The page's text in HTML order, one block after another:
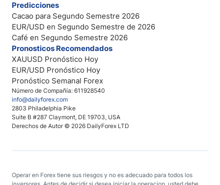
Número de Compañía: 611928540
info@dailyforex.com
2803 Philadelphia Pike
Suite B #287 Claymont, DE 19703, USA
Derechos de Autor © 2026 DailyForex LTD
Predicciones
Cacao para Segundo Semestre 2026
EUR/USD en Segundo Semestre de 2026
Café en Segundo Semestre 2026
Pronosticos Recomendados
XAUUSD Pronóstico Hoy
EUR/USD Pronóstico Hoy
Pronóstico Semanal Forex
Operar en Forex tiene sus riesgos y no es adecuado para todos los